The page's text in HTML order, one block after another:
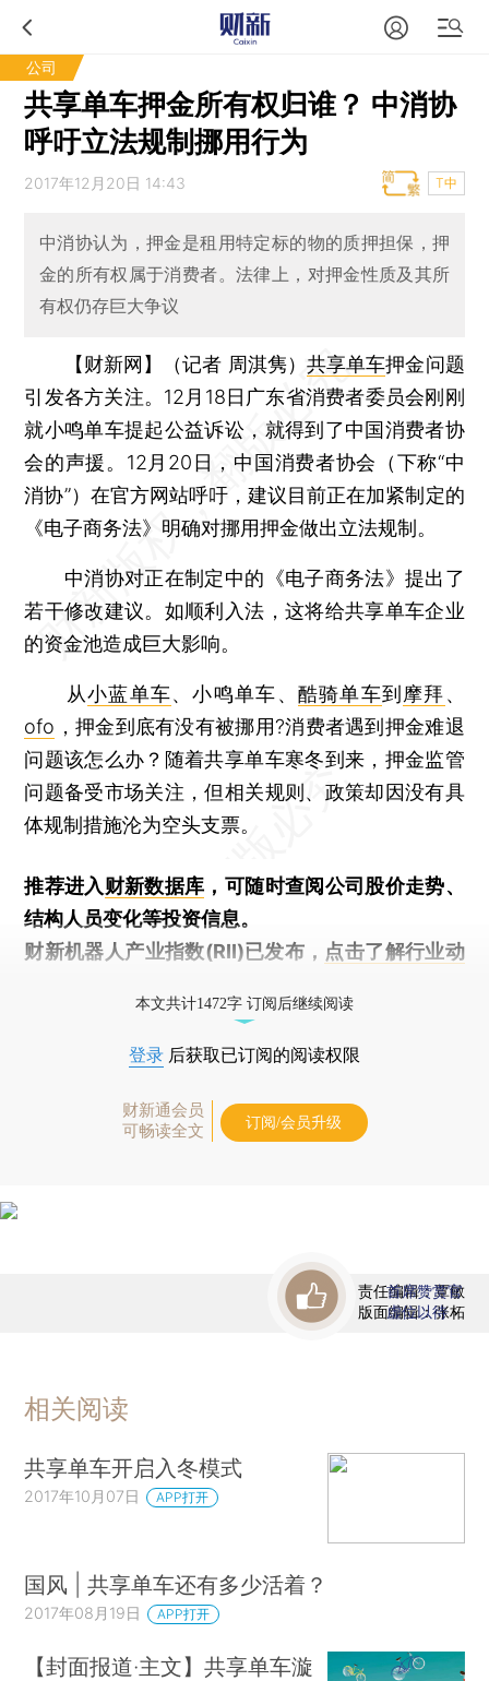
公司
共享单车押金所有权归谁？ 中消协
呼吁立法规制挪用行为
2017年12月20日 14:43 T中
中消协认为，押金是租用特定标的物的质押担保，押
金的所有权属于消费者。法律上，对押金性质及其所
有权仍存巨大争议
【财新网】（记者 周淇隽） 共享单车押金问题
引发各方关注。12月18日广东省消费者委员会刚刚
就小鸣单车提起公益诉讼，就得到了中国消费者协
会的声援。12月20日，中国消费者协会（下称“中
消协”）在官方网站呼吁，建议目前正在加紧制定的
《电子商务法》明确对挪用押金做出立法规制。
中消协对正在制定中的《电子商务法》提出了
若干修改建议。如顺利入法，这将给共享单车企业
的资金池造成巨大影响。
从小蓝单车、小鸣单车、 酷骑单车到 摩拜、
ofo ，押金到底有没有被挪用?消费者遇到押金难退
问题该怎么办？随着共享单车寒冬到来，押金监管
问题备受市场关注，但相关规则、政策却因没有具
体规制措施沦为空头支票。
推荐进入财新数据库 ，可随时查阅公司股价走势、
结构人员变化等投资信息。
财新机器人产业指数(RII)已发布， 点击了解行业动
本文共计1472字 订阅后继续阅读
登录 后获取已订阅的阅读权限
财新通会员
可畅读全文
订阅/会员升级
责任编辑：覃敏
版面编辑：张柘
首席赞赏官
虚位以待
相关阅读
共享单车开启入冬模式
2017年10月07日 APP打开
国风 | 共享单车还有多少活着？
2017年08月19日 APP打开
【封面报道·主文】共享单车漩